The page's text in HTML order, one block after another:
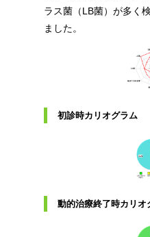
ラス菌（LB菌）が多く
ました。
初診時カリオグラム
動的治療終了時カリオ